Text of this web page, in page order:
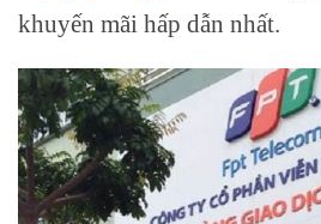
khuyến mãi hấp dẫn nhất.